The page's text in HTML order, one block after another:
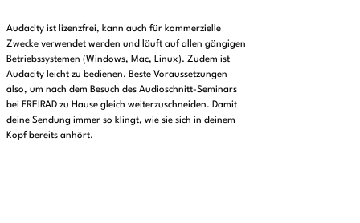
Audacity ist lizenzfrei, kann auch für kommerzielle
Zwecke verwendet werden und läuft auf allen gängigen
Betriebssystemen (Windows, Mac, Linux). Zudem ist
Audacity leicht zu bedienen. Beste Voraussetzungen
also, um nach dem Besuch des Audioschnitt-Seminars
bei FREIRAD zu Hause gleich weiterzuschneiden. Damit
deine Sendung immer so klingt, wie sie sich in deinem
Kopf bereits anhört.